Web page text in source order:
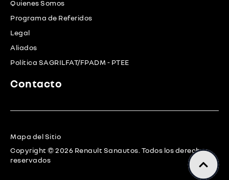
Quienes Somos
Programa de Referidos
Legal
Aliados
Política SAGRILFAT/FPADM - PTEE
Contacto
Mapa del Sitio
Copyright © 2026 Renault Sanautos. Todos los derechos
reservados